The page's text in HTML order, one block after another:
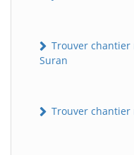
Trouver chantier
Suran
Trouver chantier